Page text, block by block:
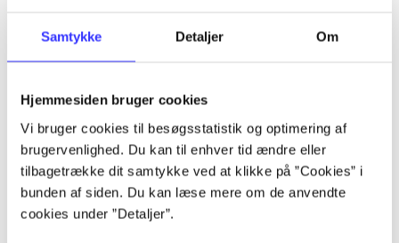
Samtykke Detaljer Om
Hjemmesiden bruger cookies
Vi bruger cookies til besøgsstatistik og optimering af
brugervenlighed. Du kan til enhver tid ændre eller
tilbagetrække dit samtykke ved at klikke på ”Cookies” i
bunden af siden. Du kan læse mere om de anvendte
cookies under ”Detaljer”.
Artiklen er en del af
lorem ipsum dolor sit amet ...
Tidsskrift
Artiklerne ihandler ofte om